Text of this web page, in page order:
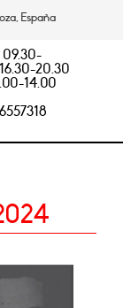
España
20.30
14.00